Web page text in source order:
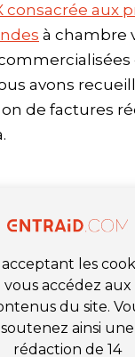
consacrée aux
à chambre
avons
de factures
les
vous accédez aux
du site.
soutenez ainsi une
rédaction de 14